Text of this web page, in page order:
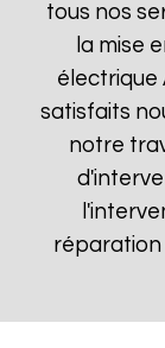
tous nos
la mise
électrique
satisfaits
notre
réparation